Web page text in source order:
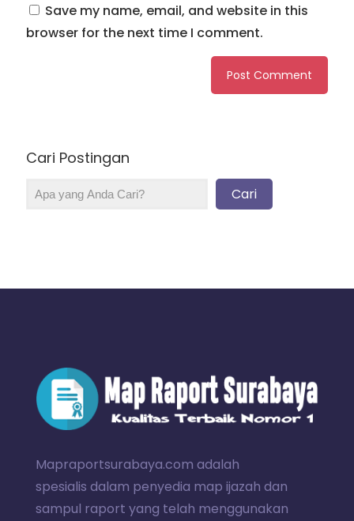
Save my name, email, and website in this
browser for the next time I comment.
Cari Postingan
Cari
Mapraportsurabaya.com adalah
spesialis dalam penyedia map ijazah dan
sampul raport yang telah menggunakan